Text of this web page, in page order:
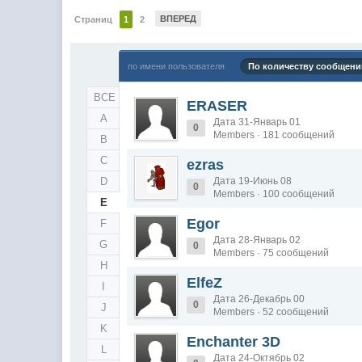
Страниц 1 2 ВПЕРЕД
ВСЕ
A
B
C
D
E
F
G
H
J
K
L
по имени пользователя По количеству
ERASER
0
Дата 31-Январь 01
Members · 181 сообщений
ezras
0
Дата 19-Июнь 08
Members · 100 сообщений
Egor
0
Дата 28-Январь 02
Members · 75 сообщений
ElfeZ
0
Дата 26-Декабрь 00
Members · 52 сообщений
Enchanter 3D
Дата 24-Октябрь 02